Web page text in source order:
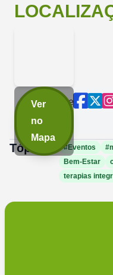
Ver
no
Mapa
Compartilhe
Tópicos: #Eventos
Bem-Estar
terapias